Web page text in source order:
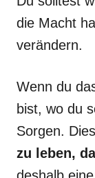
die Macht
verändern.
Wenn du
bist, wo du
Sorgen.
zu leben,